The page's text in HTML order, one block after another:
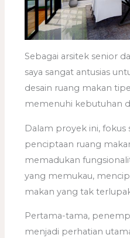
Sebagai arsitek senior
saya sangat antusias
desain ruang makan
memenuhi kebutuhan
Dalam proyek ini, fokus
penciptaan ruang
memadukan
yang memukau,
makan yang tak
Pertama-tama,
menjadi perhatian